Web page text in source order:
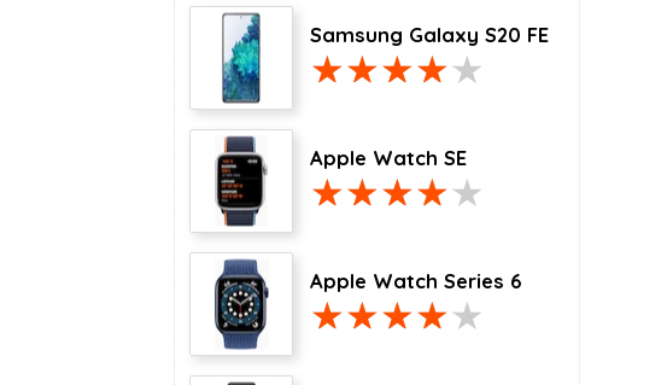
Samsung Galaxy S20 FE
Apple Watch SE
Apple Watch Series 6